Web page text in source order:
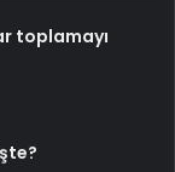
toplamayı